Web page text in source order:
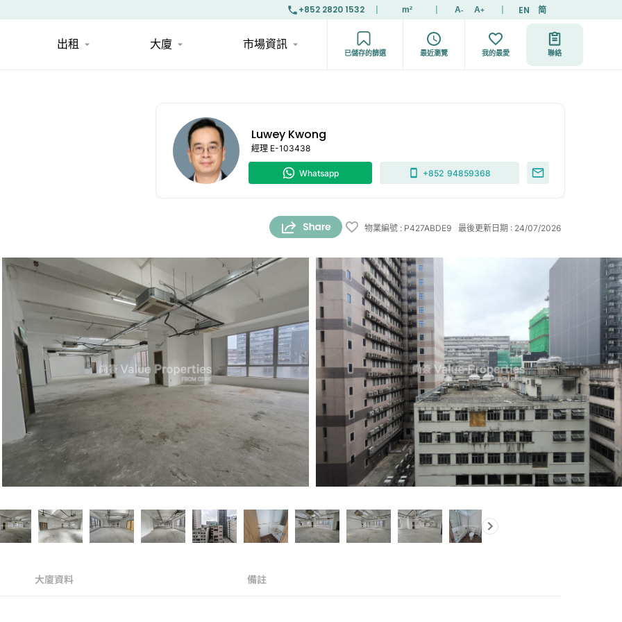
+852 2820 1532 m² A- A+ EN 简
出租 大廈 市場資訊
已儲存的篩選 最近瀏覽 我的最愛 聯絡
Luwey Kwong
經理 E-103438
Whatsapp +852 94859368
物業編號 : P427ABDE9 最後更新日期 : 24/07/2026
大廈資料 備註